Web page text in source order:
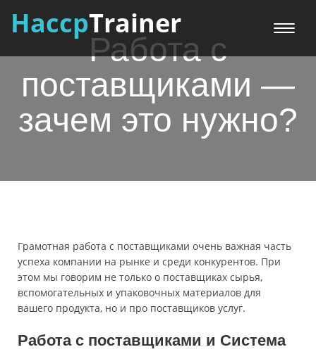
Меню
HaccpTrainer
Работа с
поставщиками —
зачем это нужно?
Грамотная работа с поставщиками очень важная часть
успеха компании на рынке и среди конкурентов. При
этом мы говорим не только о поставщиках сырья,
вспомогательных и упаковочных материалов для
вашего продукта, но и про поставщиков услуг.
Работа с поставщиками и Система